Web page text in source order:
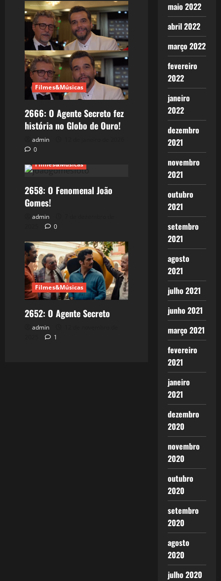
Filmes&Músicas
2666: O Agente Secreto fez
história no Globo de Ouro!
admin
0
Filmes&Músicas
2658: O Fenomenal João
Gomes!
admin
0
Filmes&Músicas
2652: O Agente Secreto
admin
1
maio 2022
abril 2022
março 2022
fevereiro
2022
janeiro
2022
dezembro
2021
novembro
2021
outubro
2021
setembro
2021
agosto
2021
julho 2021
junho 2021
março 2021
fevereiro
2021
janeiro
2021
dezembro
2020
novembro
2020
outubro
2020
setembro
2020
agosto
2020
julho 2020